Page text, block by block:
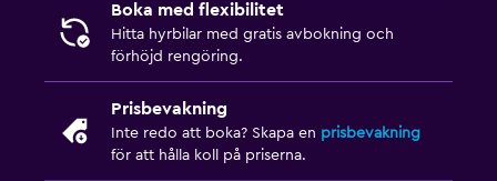
Boka med flexibilitet
Hitta hyrbilar med gratis avbokning och
förhöjd rengöring.
Prisbevakning
Inte redo att boka? Skapa en prisbevakning
för att hålla koll på priserna.